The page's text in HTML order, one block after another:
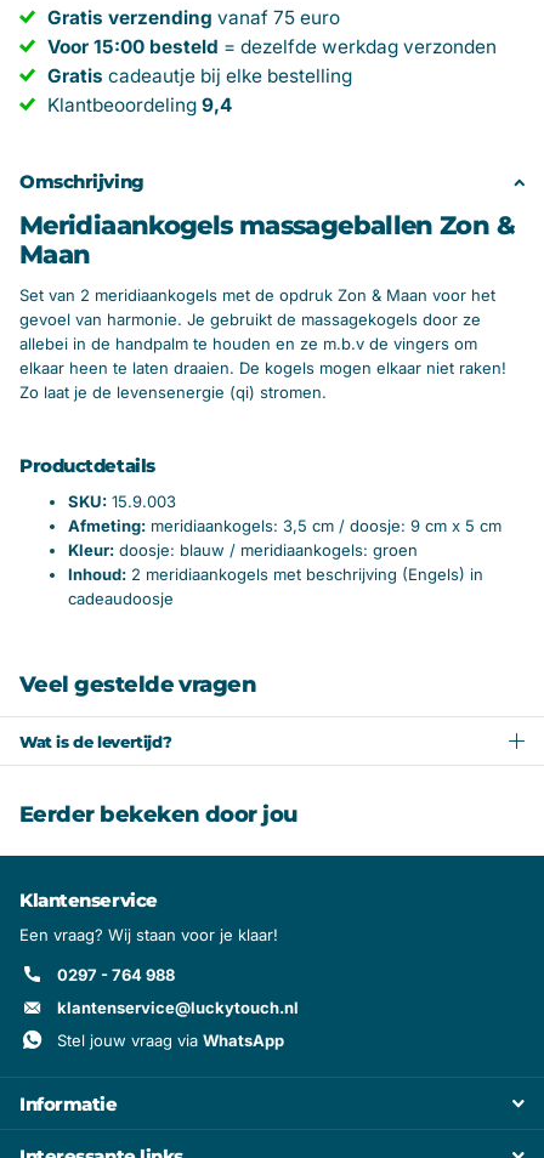
Gratis verzendingvanaf 75 euro
Voor 15:00 besteld = dezelfde werkdag verzonden
Gratiscadeautje bij elke bestelling
Klantbeoordeling9,4
Omschrijving
Meridiaankogels massageballen Zon &
Maan
Set van 2 meridiaankogels met de opdruk Zon & Maan voor het
gevoel van harmonie. Je gebruikt de massagekogels door ze
allebei in de handpalm te houden en ze m.b.v de vingers om
elkaar heen te laten draaien. De kogels mogen elkaar niet raken!
Zo laat je de levensenergie (qi) stromen.
Productdetails
SKU: 15.9.003
Afmeting: meridiaankogels: 3,5 cm / doosje: 9 cm x 5 cm
Kleur: doosje: blauw / meridiaankogels: groen
Inhoud: 2 meridiaankogels met beschrijving (Engels) in
cadeaudoosje
Veel gestelde vragen
Wat is de levertijd?
Eerder bekeken door jou
Klantenservice
Een vraag? Wij staan voor je klaar!
0297 - 764 988
klantenservice@luckytouch.nl
Stel jouw vraag via WhatsApp
Informatie